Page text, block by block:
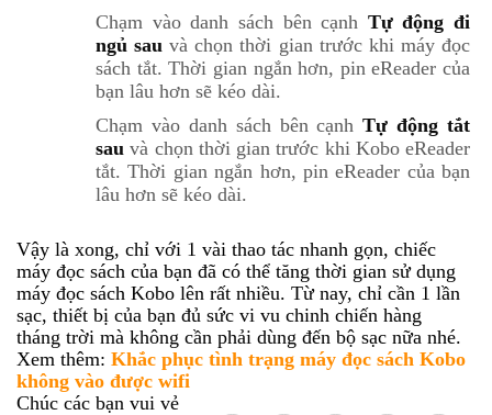
Chạm vào danh sách bên cạnh Tự động đi
ngủ sau và chọn thời gian trước khi máy đọc
sách tắt.Thời gian ngắn hơn, pin eReader của
bạn lâu hơn sẽ kéo dài.
Chạm vào danh sách bên cạnhTự động tắt
sau và chọn thời gian trước khi Kobo eReader
tắt.Thời gian ngắn hơn, pin eReader của bạn
lâu hơn sẽ kéo dài.
Vậy là xong, chỉ với 1 vài thao tác nhanh gọn, chiếc
máy đọc sách của bạn đã có thể tăng thời gian sử dụng
máy đọc sách Kobo lên rất nhiều. Từ nay, chỉ cần 1 lần
sạc, thiết bị của bạn đủ sức vi vu chinh chiến hàng
tháng trời mà không cần phải dùng đến bộ sạc nữa nhé.
Xem thêm: Khắc phục tình trạng máy đọc sách Kobo
không vào được wifi
Chúc các bạn vui vẻ